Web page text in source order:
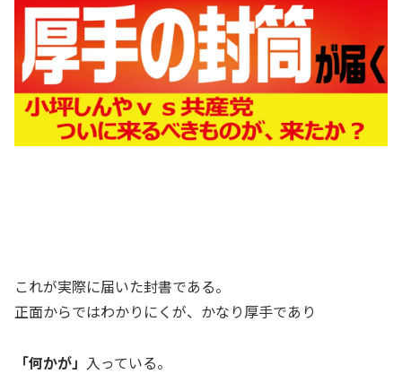
これが実際に届いた封書である。
正面からではわかりにくが、かなり厚手であり
「何かが」 入っている。